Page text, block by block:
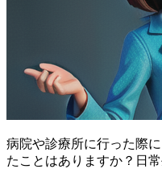
病院や診療所に行った際
たことはありますか？日